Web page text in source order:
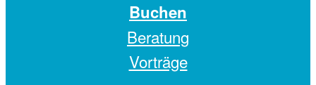
Buchen
Beratung
Vorträge